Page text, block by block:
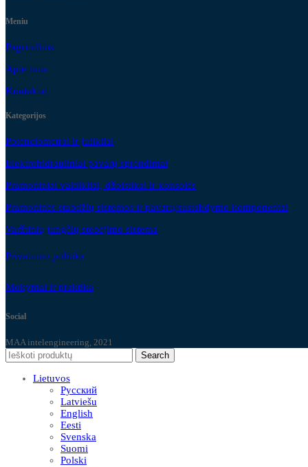
Meniu
Pagrindinis
Apie mus
Kontaktai
Kategorijos
Potenciometrai ir jutikliai
Elektrohidrauliniai pavarų sprendimai
Pramoniniai valdikliai, džoistikai ir konsolės
Pramoninės stabdžių sistemos ir pavarų/sustabdymo komponentai
Varžtinių jungčių stebėjimo sistema
Privatumo politika
Mokymai ir praktika
Social
MAA intelengineering, 2021
Search
Lietuvos
Русский
Latviešu
English
Eesti
Svenska
Suomi
Polski